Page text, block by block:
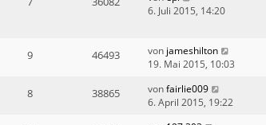
6. Juli 2015, 14:20
9 46493 von jameshilton
19. Mai 2015, 10:03
8 38865 vonfairlie009
6. April 2015, 19:22